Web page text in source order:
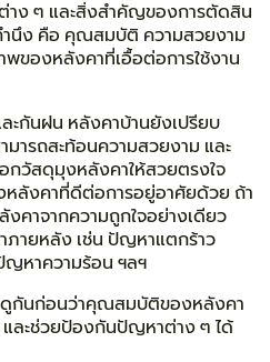
ง ๆ และสิ่งสำคัญของการตัดสิน
ำนึง คือ คุณสมบัติ ความสวยงาม
ของหลังคาที่เอื้อต่อการใช้งาน
ะกันฝน หลังคาบ้านยังเปรียบ
ารถสะท้อนความสวยงาม และ
กวัสดุมุงหลังคาให้สวยตรงใจ
ลังคาที่ดีต่อการอยู่อาศัยด้วย ถ้า
คาจากความถูกใจอย่างเดียว
ภายหลัง เช่น ปัญหาแตกร้าว
หาความร้อน ฯลฯ
กันก่อนว่าคุณสมบัติของหลังคา
และช่วยป้องกันปัญหาต่าง ๆ ได้